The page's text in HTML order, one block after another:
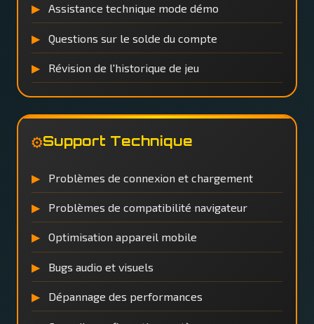
Assistance technique mode démo
Questions sur le solde du compte
Révision de l'historique de jeu
⚙️Support Technique
Problèmes de connexion et chargement
Problèmes de compatibilité navigateur
Optimisation appareil mobile
Bugs audio et visuels
Dépannage des performances